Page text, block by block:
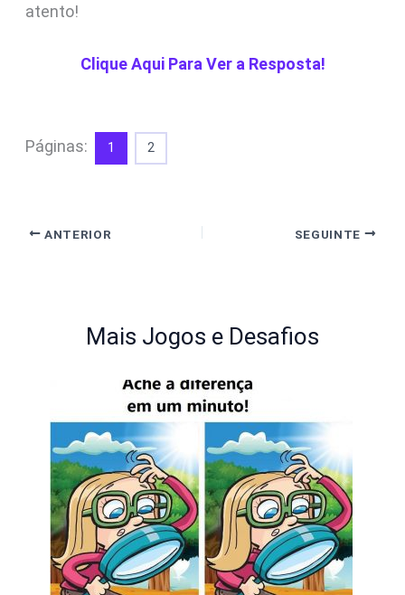
atento!
Clique Aqui Para Ver a Resposta!
Páginas: 1 2
ANTERIOR SEGUINTE
Mais Jogos e Desafios